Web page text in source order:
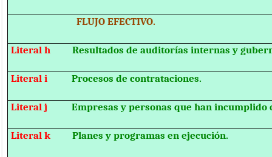
FLUJO EFECTIVO.
Literal hResultados de auditorías internas y
Literal iProcesos de contrataciones.
Literal jEmpresas y personas que han incumplido
Literal kPlanes y programas en ejecución.